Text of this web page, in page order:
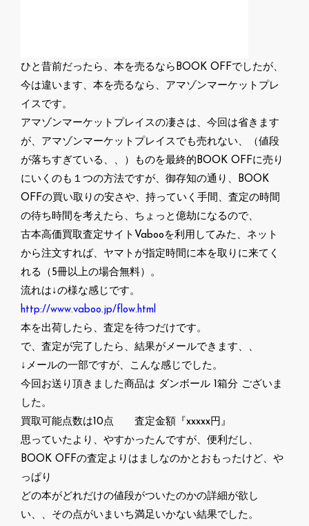
ひと昔前だったら、本を売るならBOOK OFFでしたが、
今は違います、本を売るなら、アマゾンマーケットプレ
イスです。
アマゾンマーケットプレイスの凄さは、今回は省きます
が、アマゾンマーケットプレイスでも売れない、（値段
が落ちすぎている、、）ものを最終的BOOK OFFに売り
にいくのも１つの方法ですが、御存知の通り、BOOK
OFFの買い取りの安さや、持っていく手間、査定の時間
の待ち時間を考えたら、ちょっと億劫になるので、
古本高価買取査定サイトVabooを利用してみた、ネット
から注文すれば、ヤマトが指定時間に本を取りに来てく
れる（5冊以上の場合無料）。
流れは↓の様な感じです。
http://www.vaboo.jp/flow.html
本を出荷したら、査定を待つだけです。
で、査定が完了したら、結果がメールできます、、
↓メールの一部ですが、こんな感じでした。
今回お送り頂きました商品は ダンボール 1箱分 ございま
した。
買取可能点数は10点 査定金額『xxxxx円』
思っていたより、やすかったんですが、便利だし、
BOOK OFFの査定よりはましなのかとおもったけど、や
っぱり
どの本がどれだけの値段がついたのかの詳細が欲し
い、、その点がいまいち満足いかない結果でした。